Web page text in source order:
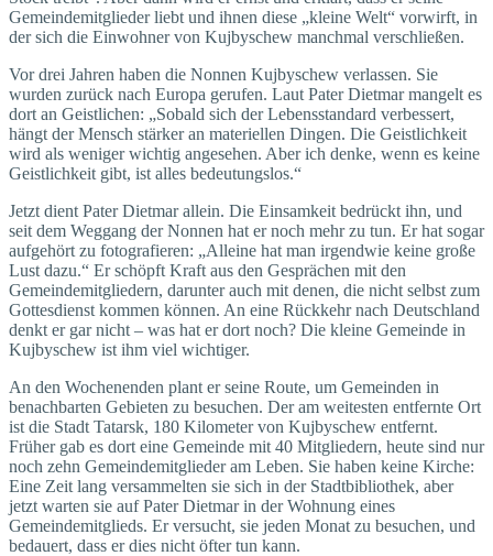
Gemeindemitglieder liebt und ihnen diese „kleine Welt“ vorwirft, in
der sich die Einwohner von Kujbyschew manchmal verschließen.
Vor drei Jahren haben die Nonnen Kujbyschew verlassen. Sie
wurden zurück nach Europa gerufen. Laut Pater Dietmar mangelt es
dort an Geistlichen: „Sobald sich der Lebensstandard verbessert,
hängt der Mensch stärker an materiellen Dingen. Die Geistlichkeit
wird als weniger wichtig angesehen. Aber ich denke, wenn es keine
Geistlichkeit gibt, ist alles bedeutungslos.“
Jetzt dient Pater Dietmar allein. Die Einsamkeit bedrückt ihn, und
seit dem Weggang der Nonnen hat er noch mehr zu tun. Er hat sogar
aufgehört zu fotografieren: „Alleine hat man irgendwie keine große
Lust dazu.“ Er schöpft Kraft aus den Gesprächen mit den
Gemeindemitgliedern, darunter auch mit denen, die nicht selbst zum
Gottesdienst kommen können. An eine Rückkehr nach Deutschland
denkt er gar nicht – was hat er dort noch? Die kleine Gemeinde in
Kujbyschew ist ihm viel wichtiger.
An den Wochenenden plant er seine Route, um Gemeinden in
benachbarten Gebieten zu besuchen. Der am weitesten entfernte Ort
ist die Stadt Tatarsk, 180 Kilometer von Kujbyschew entfernt.
Früher gab es dort eine Gemeinde mit 40 Mitgliedern, heute sind nur
noch zehn Gemeindemitglieder am Leben. Sie haben keine Kirche:
Eine Zeit lang versammelten sie sich in der Stadtbibliothek, aber
jetzt warten sie auf Pater Dietmar in der Wohnung eines
Gemeindemitglieds. Er versucht, sie jeden Monat zu besuchen, und
bedauert, dass er dies nicht öfter tun kann.